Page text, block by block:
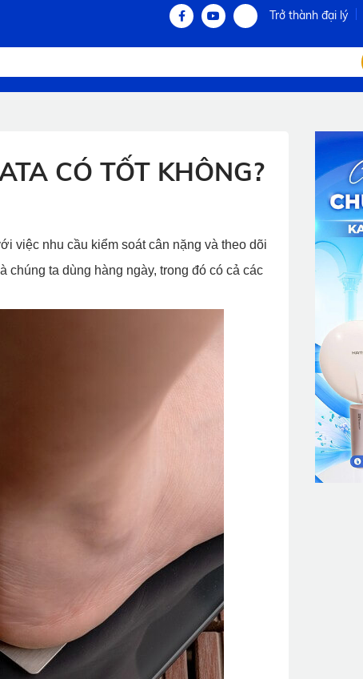
Trở thành đại lý
CÓ TỐT KHÔNG?
việc nhu cầu kiểm soát cân nặng và theo dõi
ta dùng hàng ngày, trong đó có cả các